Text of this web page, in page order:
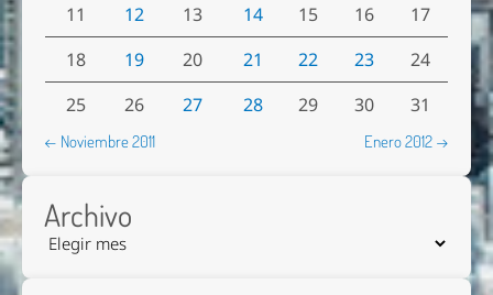
11
12 13 14 15 16
17
18
19 20 21 22 23
24
25
26 27 28 29 30 31
← Noviembre 2011 Enero 2012 →
Archivo